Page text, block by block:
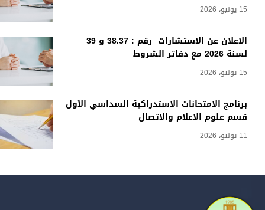
15 يونيو، 2026
الاعلان عن الاستشارات رقم : 38.37 و 39
لسنة 2026 مع دفاتر الشروط
15 يونيو، 2026
برنامج الامتحانات الاستدراكية السداسي الأول
قسم علوم الاعلام والاتصال
11 يونيو، 2026